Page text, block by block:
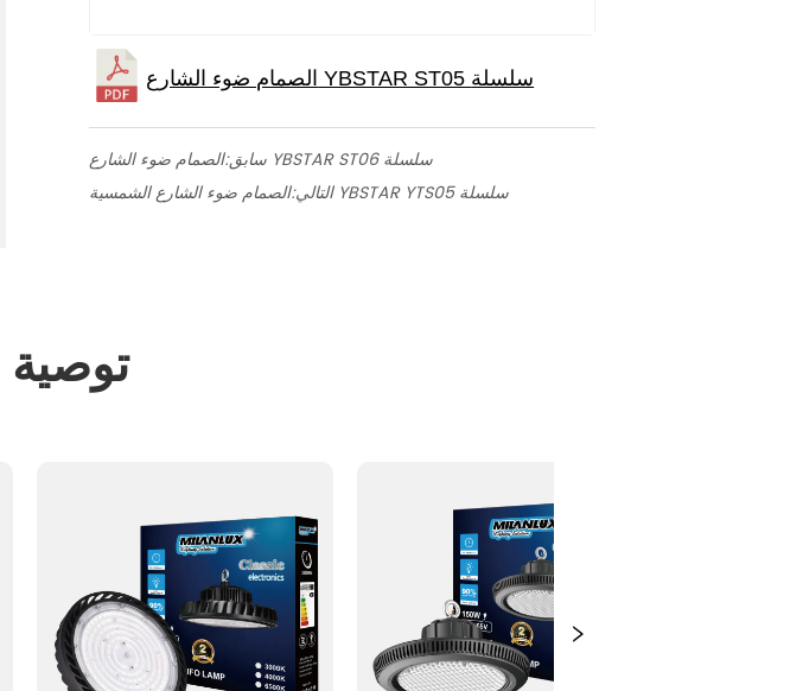
سابق:
الصمام ضوء الشارع YBSTAR ST06 سلسلة
التالي:
الصمام ضوء الشارع الشمسية YBSTAR YTS05 سلسلة
توصية